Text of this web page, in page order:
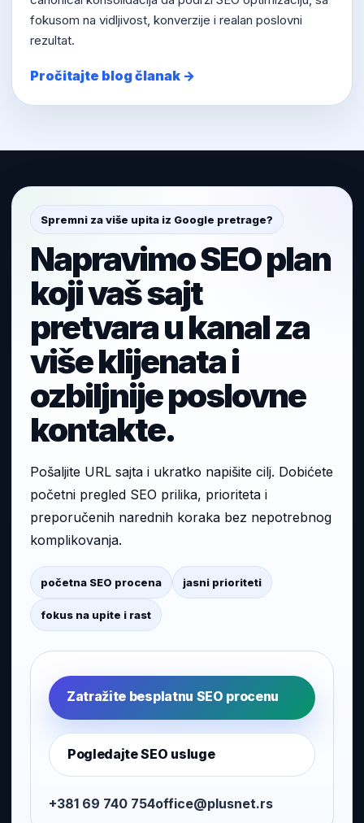
fokusom na vidljivost, konverzije i realan poslovni
rezultat.
Pročitajte blog članak →
Spremni za više upita iz Google pretrage?
Napravimo SEO plan
koji vaš sajt
pretvara u kanal za
više klijenata i
ozbiljnije poslovne
kontakte.
Pošaljite URL sajta i ukratko napišite cilj. Dobićete
početni pregled SEO prilika, prioriteta i
preporučenih narednih koraka bez nepotrebnog
komplikovanja.
početna SEO procena jasni prioriteti
fokus na upite i rast
Zatražite besplatnu SEO procenu
Pogledajte SEO usluge
+381 69 740 754office@plusnet.rs